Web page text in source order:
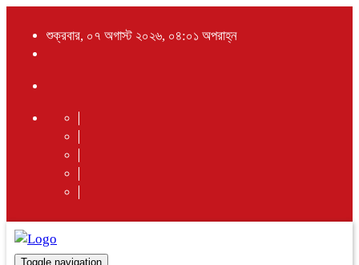
শুক্রবার, ০৭ অগাস্ট ২০২৬, ০৪:০১ অপরাহ্ন
Toggle navigation